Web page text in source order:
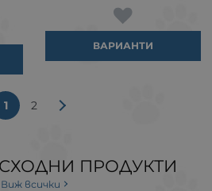
ВАРИАНТИ
1 2
ПРОДУКТИ
Виж всички